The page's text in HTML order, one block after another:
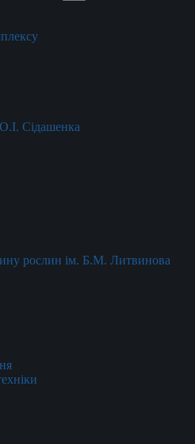
О.І. Сідашенка
рослин ім. Б.М. Литвинова